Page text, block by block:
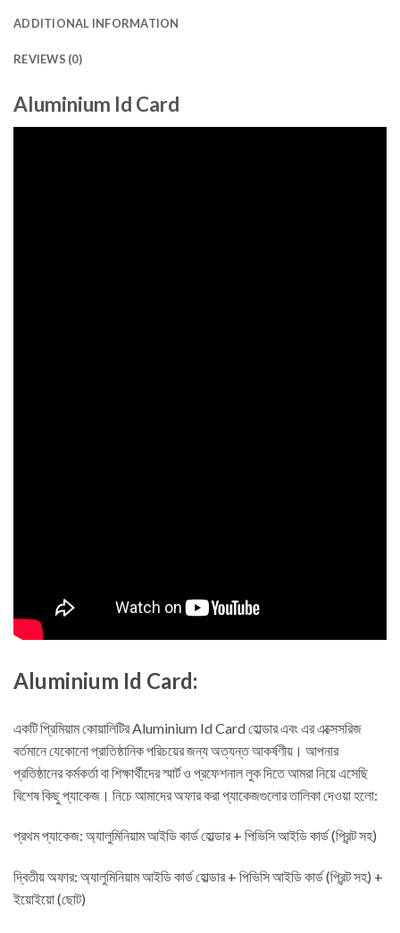
ADDITIONAL INFORMATION
REVIEWS (0)
Aluminium Id Card
Aluminium Id Card:
একটি প্রিমিয়াম কোয়ালিটির Aluminium Id Card হোল্ডার এবং এর এক্সেসরিজ
বর্তমানে যেকোনো প্রাতিষ্ঠানিক পরিচয়ের জন্য অত্যন্ত আকর্ষণীয়। আপনার
প্রতিষ্ঠানের কর্মকর্তা বা শিক্ষার্থীদের স্মার্ট ও প্রফেশনাল লুক দিতে আমরা নিয়ে এসেছি
বিশেষ কিছু প্যাকেজ। নিচে আমাদের অফার করা প্যাকেজগুলোর তালিকা দেওয়া হলো:
প্রথম প্যাকেজ: অ্যালুমিনিয়াম আইডি কার্ড হোল্ডার + পিভিসি আইডি কার্ড (প্রিন্ট সহ)
দ্বিতীয় অফার: অ্যালুমিনিয়াম আইডি কার্ড হোল্ডার + পিভিসি আইডি কার্ড (প্রিন্ট সহ) +
ইয়োইয়ো (ছোট)